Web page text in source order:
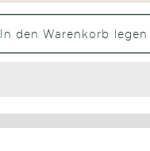
In den Warenkorb legen